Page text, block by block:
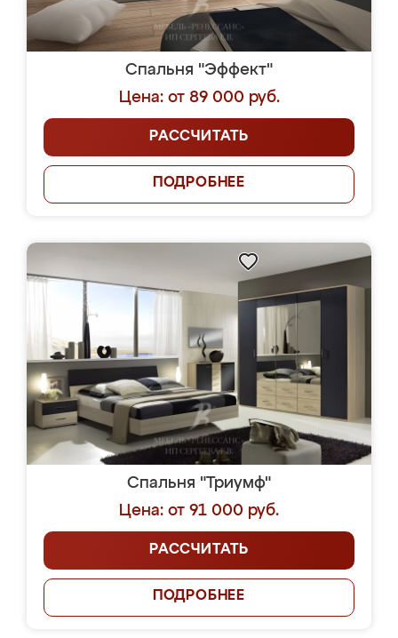
Спальня "Эффект"
Цена: от 89 000 руб.
РАССЧИТАТЬ
ПОДРОБНЕЕ
Спальня "Триумф"
Цена: от 91 000 руб.
РАССЧИТАТЬ
ПОДРОБНЕЕ